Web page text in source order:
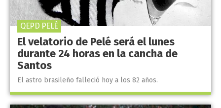
El velatorio de Pelé será el lunes
durante 24 horas en la cancha de
Santos
El astro brasileño falleció hoy a los 82 años.
QEPD PELÉ